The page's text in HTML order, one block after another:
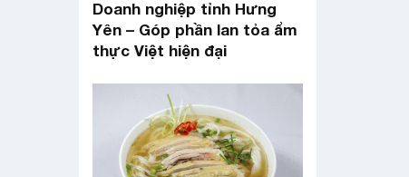
Doanh nghiệp tỉnh Hưng
Yên – Góp phần lan tỏa ẩm
thực Việt hiện đại